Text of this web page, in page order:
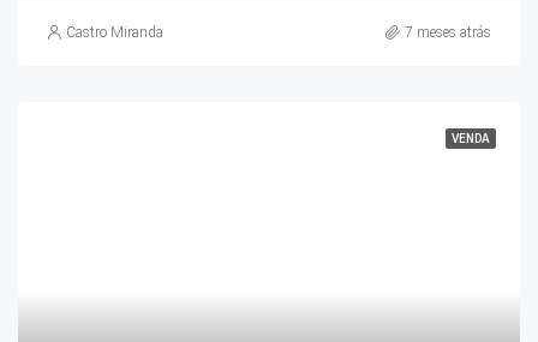
Castro Miranda 7 meses atrás
VENDA